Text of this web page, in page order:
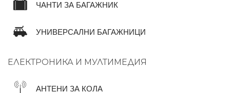
ЧАНТИ ЗА БАГАЖНИК
УНИВЕРСАЛНИ БАГАЖНИЦИ
ЕЛЕКТРОНИКА И МУЛТИМЕДИЯ
АНТЕНИ ЗА КОЛА